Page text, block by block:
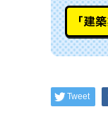
Tweet